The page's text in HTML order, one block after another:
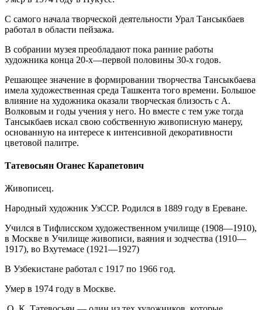
С самого начала творческой деятельности Урал Тансыкбаев
работал в области пейзажа.
В собрании музея преобладают пока ранние работы
художника конца 20-х—первой половины 30-х годов.
Решающее значение в формировании творчества Тансыкбаева
имела художественная среда Ташкента того времени. Большое
влияние на художника оказали творческая близость с А.
Волковым и годы учения у него. Но вместе с тем уже тогда
Тансыкбаев искал свою собственную живописную манеру,
основанную на интересе к интенсивной декоративности
цветовой палитре.
Татевосьян Оганес Карапетович
Живописец.
Народный художник УзССР. Родился в 1889 году в Ереване.
Учился в Тифлисском художественном училище (1908—1910),
в Москве в Училище живописи, ваяния и зодчества (1910—
1917), во Вхутемасе (1921—1927)
В Узбекистане работал с 1917 по 1966 год.
Умер в 1974 году в Москве.